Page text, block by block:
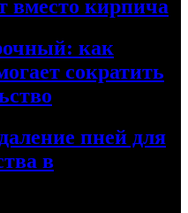
вместо кирпича
как
сократить
пней для
в